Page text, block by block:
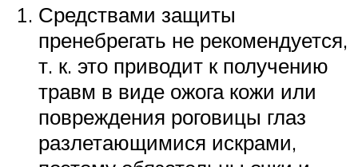
Средствами защиты
пренебрегать не рекомендуется,
т. к. это приводит к получению
травм в виде ожога кожи или
повреждения роговицы глаз
разлетающимися искрами,